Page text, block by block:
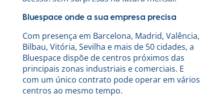
Bluespace onde a sua empresa precisa
Com presença em Barcelona, Madrid, Valência,
Bilbau, Vitória, Sevilha e mais de 50 cidades, a
Bluespace dispõe de centros próximos das
principais zonas industriais e comerciais. E
com um único contrato pode operar em vários
centros ao mesmo tempo.